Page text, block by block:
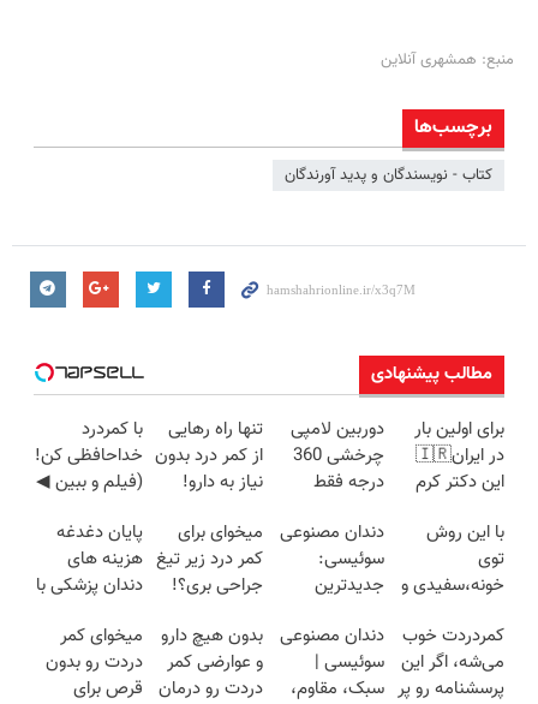
منبع: همشهری آنلاین
برچسب‌ها
کتاب - نویسندگان و پدید آورندگان
مطالب پیشنهادی
برای اولین بار
در ایران🇮🇷
این دکتر کرم
روزه ساخت!
دوربین لامپی
چرخشی 360
درجه فقط
🔥 پرداخت
درب منزل
تنها راه رهایی
از کمر درد بدون
نیاز به دارو!
با کمردرد
خداحافظی کن!
(فیلم و ببین ◀
پرکن)
با این روش
توی
خونه،سفیدی و
برگردون
(40%off)
دندان مصنوعی
سوئیسی:
جدیدترین
سبک و مقاوم |
پرداخت قسطی
میخوای برای
کمر درد زیر تیغ
جراحی بری؟!
پر کن◖
پایان دغدغه
هزینه های
دندان پزشکی با
کننده خانگی
کمردردت خوب
می‌شه، اگر این
پرسشنامه رو پر
دندان مصنوعی
سوئیسی |
سبک، مقاوم،
بدون هیچ دارو
و عوارضی کمر
دردت رو درمان
میخوای کمر
دردت رو بدون
قرص برای